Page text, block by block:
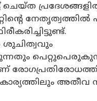
ചെയ്ത
നേതൃത്വത്തിൽ
ശുചിത്വവും